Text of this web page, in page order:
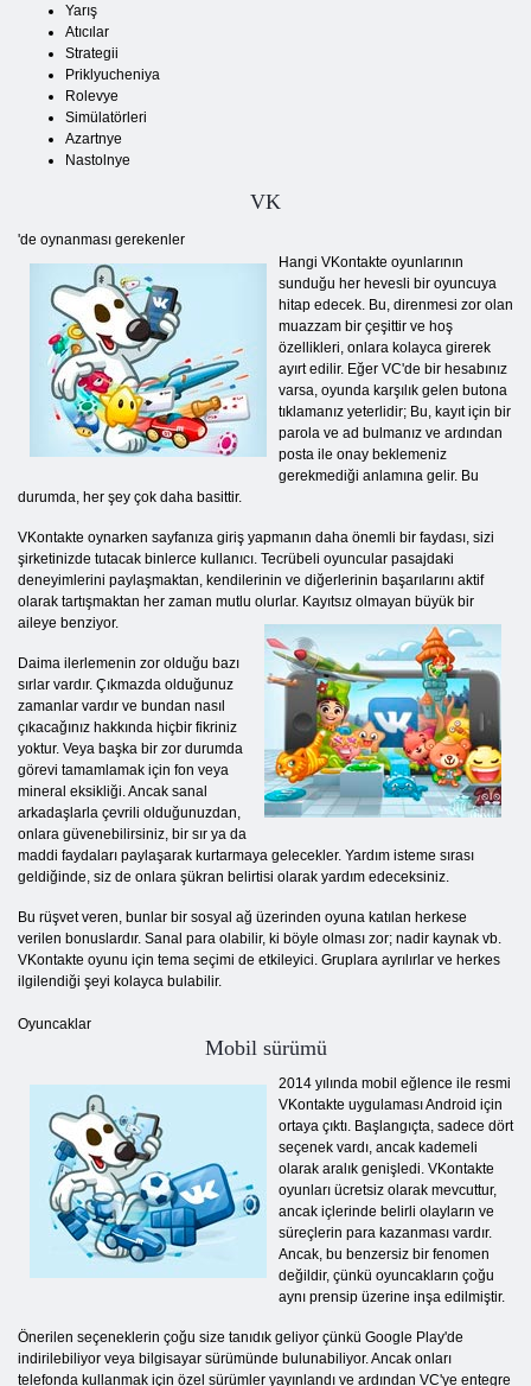
Yarış
Atıcılar
Strategii
Priklyucheniya
Rolevye
Simülatörleri
Azartnye
Nastolnye
VK
'de oynanması gerekenler
Hangi VKontakte oyunlarının
sunduğu her hevesli bir oyuncuya
hitap edecek. Bu, direnmesi zor olan
muazzam bir çeşittir ve hoş
özellikleri, onlara kolayca girerek
ayırt edilir. Eğer VC'de bir hesabınız
varsa, oyunda karşılık gelen butona
tıklamanız yeterlidir; Bu, kayıt için bir
parola ve ad bulmanız ve ardından
posta ile onay beklemeniz
gerekmediği anlamına gelir. Bu
durumda, her şey çok daha basittir.
VKontakte oynarken sayfanıza giriş yapmanın daha önemli bir faydası, sizi
şirketinizde tutacak binlerce kullanıcı. Tecrübeli oyuncular pasajdaki
deneyimlerini paylaşmaktan, kendilerinin ve diğerlerinin başarılarını aktif
olarak tartışmaktan her zaman mutlu olurlar. Kayıtsız olmayan büyük bir
aileye benziyor.
Daima ilerlemenin zor olduğu bazı
sırlar vardır. Çıkmazda olduğunuz
zamanlar vardır ve bundan nasıl
çıkacağınız hakkında hiçbir fikriniz
yoktur. Veya başka bir zor durumda
görevi tamamlamak için fon veya
mineral eksikliği. Ancak sanal
arkadaşlarla çevrili olduğunuzdan,
onlara güvenebilirsiniz, bir sır ya da
maddi faydaları paylaşarak kurtarmaya gelecekler. Yardım isteme sırası
geldiğinde, siz de onlara şükran belirtisi olarak yardım edeceksiniz.
Bu rüşvet veren, bunlar bir sosyal ağ üzerinden oyuna katılan herkese
verilen bonuslardır. Sanal para olabilir, ki böyle olması zor; nadir kaynak vb.
VKontakte oyunu için tema seçimi de etkileyici. Gruplara ayrılırlar ve herkes
ilgilendiği şeyi kolayca bulabilir.
Oyuncaklar
Mobil sürümü
2014 yılında mobil eğlence ile resmi
VKontakte uygulaması Android için
ortaya çıktı. Başlangıçta, sadece dört
seçenek vardı, ancak kademeli
olarak aralık genişledi. VKontakte
oyunları ücretsiz olarak mevcuttur,
ancak içlerinde belirli olayların ve
süreçlerin para kazanması vardır.
Ancak, bu benzersiz bir fenomen
değildir, çünkü oyuncakların çoğu
aynı prensip üzerine inşa edilmiştir.
Önerilen seçeneklerin çoğu size tanıdık geliyor çünkü Google Play'de
indirilebiliyor veya bilgisayar sürümünde bulunabiliyor. Ancak onları
telefonda kullanmak için özel sürümler yayınlandı ve ardından VC'ye entegre